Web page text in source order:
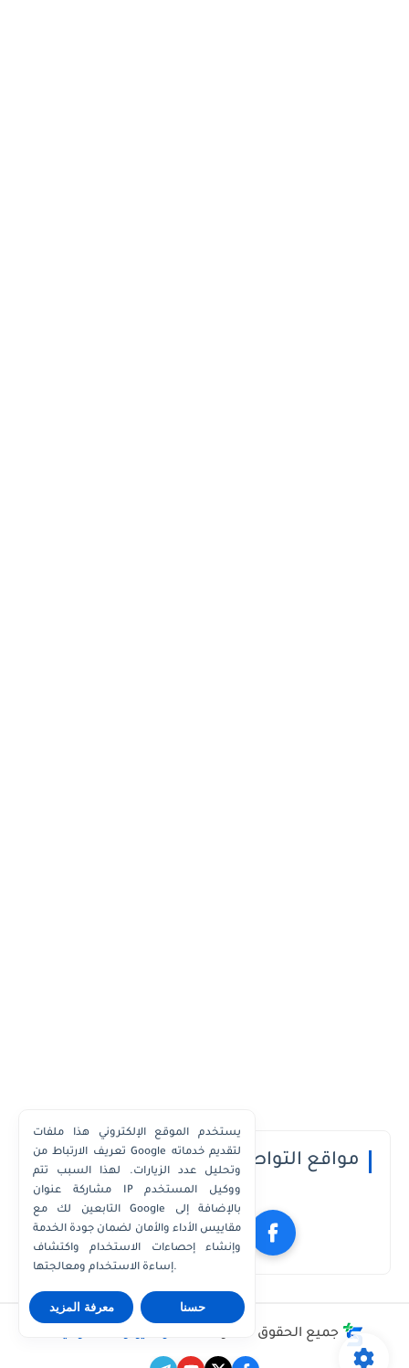
مواقع التواصل الاجتماعي
جميع الحقوق محفوظة ©
يستخدم الموقع الإلكتروني هذا ملفات
تعريف الارتباط من Google لتقديم خدماته
وتحليل عدد الزيارات. لهذا السبب تتم
مشاركة عنوان IP ووكيل المستخدم
التابعين لك مع Google بالإضافة إلى
مقاييس الأداء والأمان لضمان جودة الخدمة
وإنشاء إحصاءات الاستخدام واكتشاف
إساءة الاستخدام ومعالجتها.
معرفة المزيد حسنا